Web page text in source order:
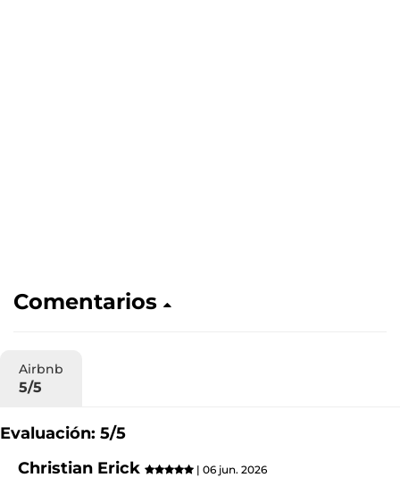
Comentarios
Airbnb
5/5
Evaluación: 5/5
Christian Erick
| 06 jun. 2026